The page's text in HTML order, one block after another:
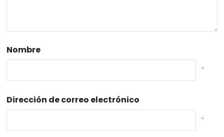
Nombre
*
Dirección de correo electrónico
*